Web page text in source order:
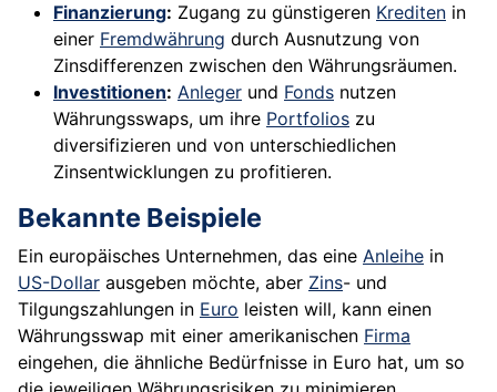
Finanzierung: Zugang zu günstigeren Krediten in
einer Fremdwährung durch Ausnutzung von
Zinsdifferenzen zwischen den Währungsräumen.
Investitionen: Anleger und Fonds nutzen
Währungsswaps, um ihre Portfolios zu
diversifizieren und von unterschiedlichen
Zinsentwicklungen zu profitieren.
Bekannte Beispiele
Ein europäisches Unternehmen, das eine Anleihe in
US-Dollar ausgeben möchte, aber Zins- und
Tilgungszahlungen in Euro leisten will, kann einen
Währungsswap mit einer amerikanischen Firma
eingehen, die ähnliche Bedürfnisse in Euro hat, um so